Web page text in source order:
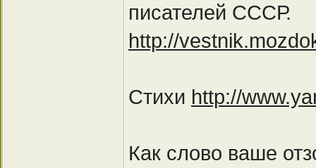
писателей СССР.
http://
Стихи http://
Как слово ваше